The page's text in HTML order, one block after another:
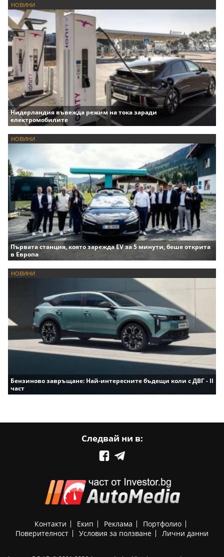
НОВИНИ
Нидерландия въвежда режим на тока заради
електромобилите
НОВИНИ
Първата станция, която зарежда EV за 5 минути, беше открита
в Европа
НОВИНИ
Бензиново завръщане: Най-интересните бъдещи коли с ДВГ - II
част
Следвай ни в:
Контакти Екип Реклама
Портфолио
Поверителност
Условия за ползване Лични данни